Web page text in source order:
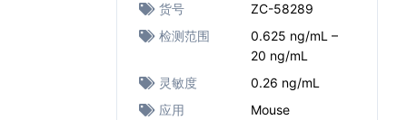
货号
ZC-58289
检测范围
0.625 ng/mL –
20 ng/mL
灵敏度
0.26 ng/mL
应用
Mouse